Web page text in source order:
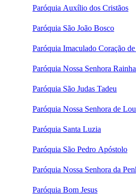
Paróquia Auxílio dos Cristãos
Paróquia São João Bosco
Paróquia Imaculado Coração
Paróquia Nossa Senhora
Paróquia São Judas Tadeu
Paróquia Nossa Senhora de
Paróquia Santa Luzia
Paróquia São Pedro Apóstolo
Paróquia Nossa Senhora da
Paróquia Bom Jesus